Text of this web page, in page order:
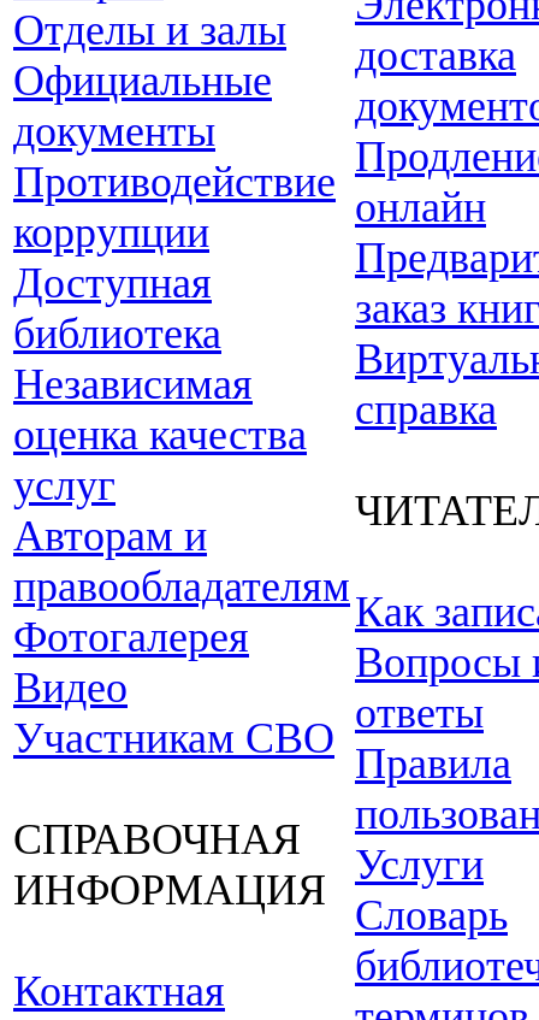
Отделы и залы
Официальные
документы
Противодействие
коррупции
Доступная
библиотека
Независимая
оценка качества
услуг
Авторам и
правообладателям
Фотогалерея
Видео
Участникам СВО
СПРАВОЧНАЯ
ИНФОРМАЦИЯ
Контактная
доставка
онлайн
заказ
справка
Как
Вопросы
ответы
Правила
Услуги
Словарь